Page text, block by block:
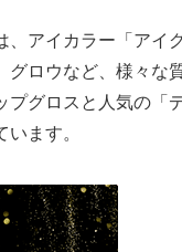
、アイカラー「アイ
ロウなど、様々な
プグロスと人気の
ます。